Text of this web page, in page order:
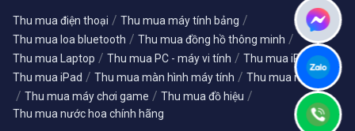
Thu mua điện thoại / Thu mua máy tính bảng /
Thu mua loa bluetooth / Thu mua đồng hồ thông minh /
Thu mua Laptop / Thu mua PC - máy vi tính / Thu mua iPhone /
Thu mua iPad / Thu mua màn hình máy tính / Thu mua máy ảnh
/ Thu mua máy chơi game / Thu mua đồ hiệu /
Thu mua nước hoa chính hãng